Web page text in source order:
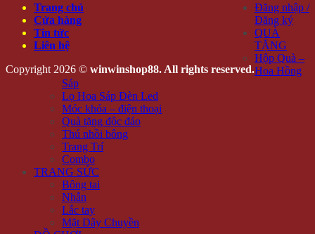
Trang chủ
Cửa hàng
Tin tức
Liên hệ
Copyright 2026 © winwinshop88. All rights reserved.
Đăng nhập /
Đăng ký
QUÀ
TẶNG
Hộp Quà –
Hoa Hồng
Sáp
Lọ Hoa Sáp Đèn Led
Móc khóa – điện thoại
Quà tặng độc đáo
Thú nhồi bông
Trang Trí
Combo
TRANG SỨC
Bông tai
Nhẫn
Lắc tay
Mặt Dây Chuyền